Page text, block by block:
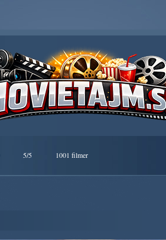
5/5 1001 filmer